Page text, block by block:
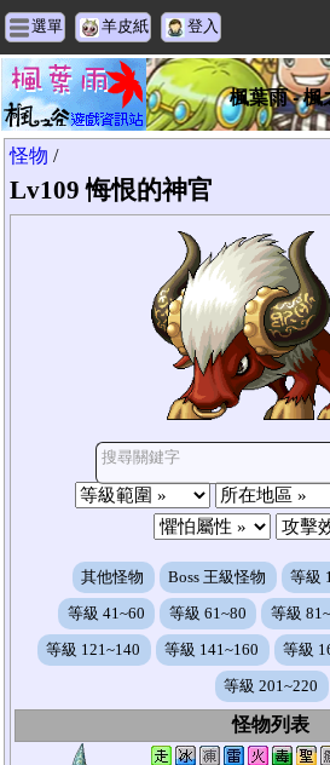
選單 羊皮紙 登入
楓葉雨 -
怪物 /
Lv109 悔恨的神官
搜尋關鍵字
其他怪物 Boss 王級怪物 等級
等級 41~60
等級 61~80 等級
等級 121~140
等級 141~160 等級
等級 201~220
怪物列表
怪物列表